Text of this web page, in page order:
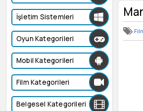
İşletim Sistemleri
Oyun Kategorileri
Mobil Kategorileri
Film Kategorileri
Belgesel Kategorileri